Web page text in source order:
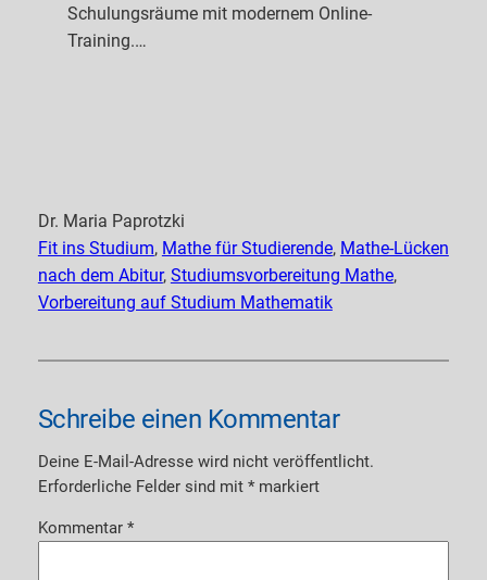
Schulungsräume mit modernem Online-
Training.…
Dr. Maria Paprotzki
Fit ins Studium, Mathe für Studierende, Mathe-Lücken
nach dem Abitur, Studiumsvorbereitung Mathe,
Vorbereitung auf Studium Mathematik
Schreibe einen Kommentar
Deine E-Mail-Adresse wird nicht veröffentlicht.
Erforderliche Felder sind mit *markiert
Kommentar *